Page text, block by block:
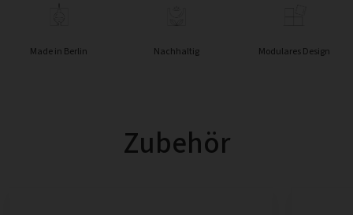
Made in Berlin Nachhaltig Modulares Design
Zubehör